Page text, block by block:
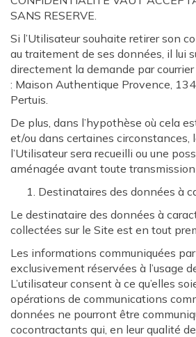
SANS RESERVE.
Si l’Utilisateur souhaite retirer son
au traitement de ses données, il lui
directement la demande par courrier
: Maison Authentique Provence,
Pertuis.
De plus, dans l’hypothèse où cela
et/ou dans certaines circonstances,
l’Utilisateur sera recueilli ou une
aménagée avant toute
Destinataires des données à
Le destinataire des données à
collectées sur le Site est en tout
Les informations communiquées
exclusivement réservées à l’usage
L’utilisateur consent à ce qu’elles
opérations de communications
données ne pourront être
cocontractants qui, en leur qualité